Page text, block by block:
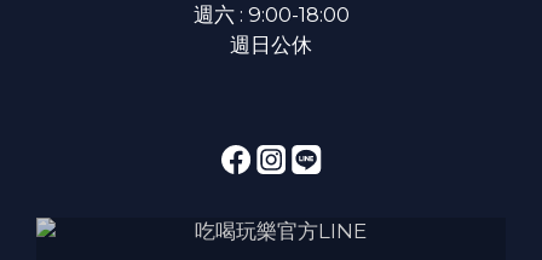
週六 : 9:00-18:00
週日公休